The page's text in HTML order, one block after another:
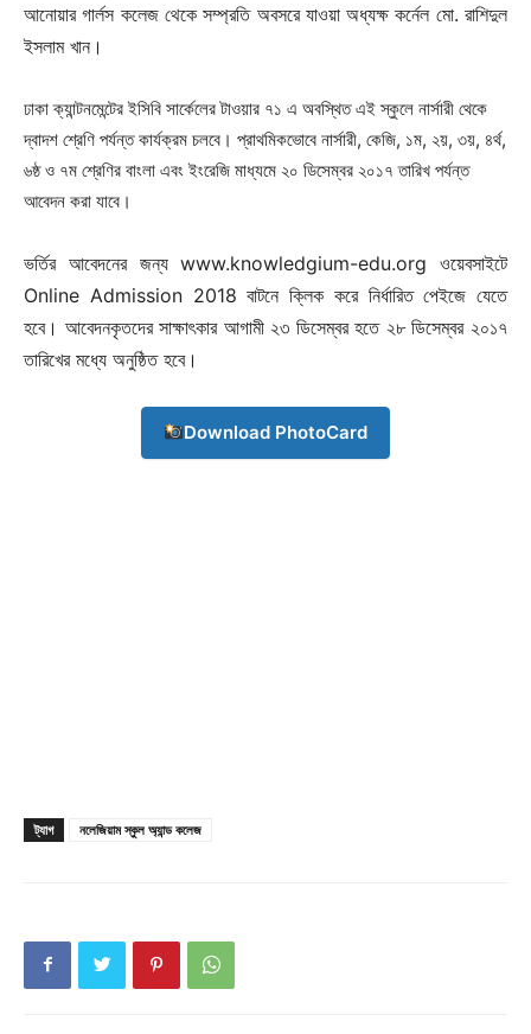
Company
আনোয়ার গার্লস কলেজ থেকে সম্প্রতি অবসরে যাওয়া অধ্যক্ষ কর্নেল মো. রাশিদুল
ইসলাম খান।
ঢাকা ক্যান্টনমেন্টের ইসিবি সার্কেলের টাওয়ার ৭১ এ অবস্থিত এই স্কুলে নার্সারী থেকে
দ্বাদশ শ্রেণি পর্যন্ত কার্যক্রম চলবে। প্রাথমিকভোবে নার্সারী, কেজি, ১ম, ২য়, ৩য়, ৪র্থ,
৬ষ্ঠ ও ৭ম শ্রেণির বাংলা এবং ইংরেজি মাধ্যমে ২০ ডিসেম্বর ২০১৭ তারিখ পর্যন্ত
আবেদন করা যাবে।
ভর্তির আবেদনের জন্য www.knowledgium-edu.org ওয়েবসাইটে
Online Admission 2018 বাটনে ক্লিক করে নির্ধারিত পেইজে যেতে
হবে। আবেদনকৃতদের সাক্ষাৎকার আগামী ২৩ ডিসেম্বর হতে ২৮ ডিসেম্বর ২০১৭
তারিখের মধ্যে অনুষ্ঠিত হবে।
Download PhotoCard
ট্যাগ নলেজিয়াম স্কুল অ্যান্ড কলেজ